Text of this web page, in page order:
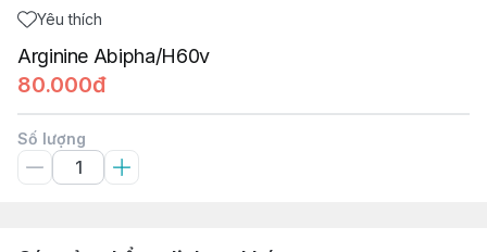
Yêu thích
Arginine Abipha/H60v
80.000đ
Số lượng